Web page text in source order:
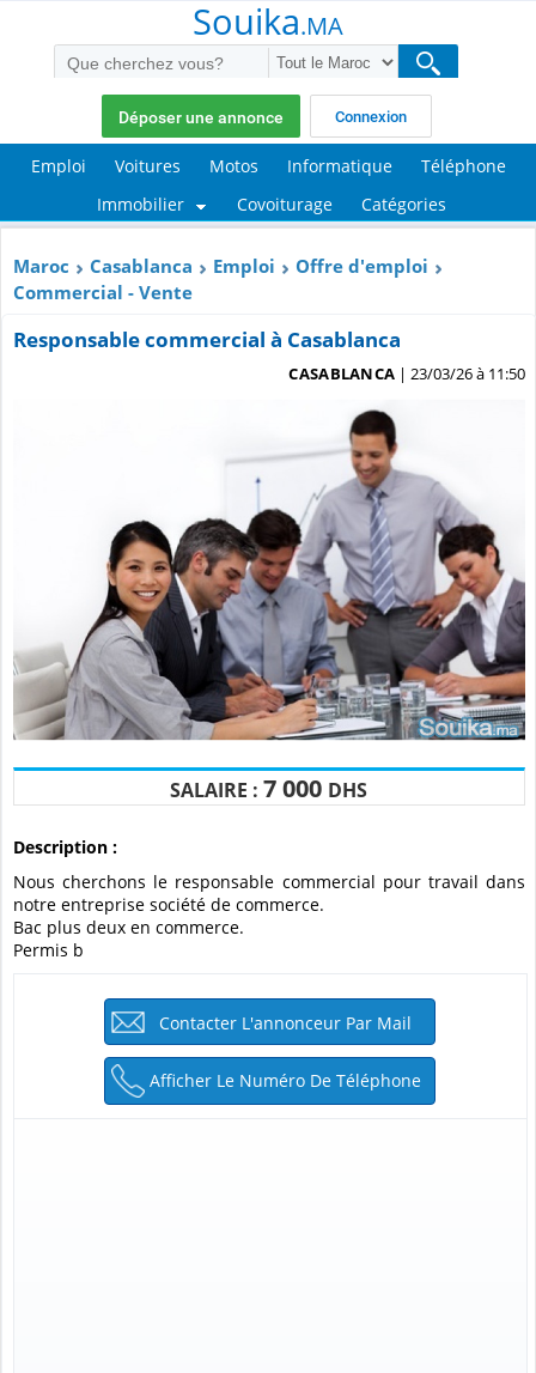
Souika.MA
Déposer une annonce Connexion
Emploi Voitures Motos Informatique
Téléphone
Immobilier
Covoiturage Catégories
Maroc Casablanca Emploi
Offre d'emploi
Commercial - Vente
Responsable commercial à Casablanca
CASABLANCA | 23/03/26 à 11:50
SALAIRE :7 000 DHS
Description :
Nous cherchons le responsable commercial pour travail dans
notre entreprise société de commerce.
Bac plus deux en commerce.
Permis b
Contacter L'annonceur Par Mail